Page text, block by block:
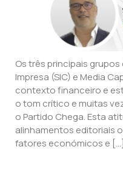
Os três principais
Impresa (SIC) e Media
contexto financeiro e
o tom crítico e muitas
o Partido Chega. Esta
alinhamentos editoriais
fatores económicos e […]